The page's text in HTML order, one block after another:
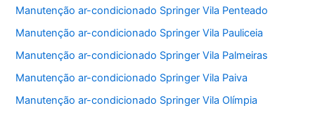
Manutenção ar-condicionado Springer Vila Penteado
Manutenção ar-condicionado Springer Vila Pauliceia
Manutenção ar-condicionado Springer Vila Palmeiras
Manutenção ar-condicionado Springer Vila Paiva
Manutenção ar-condicionado Springer Vila Olímpia